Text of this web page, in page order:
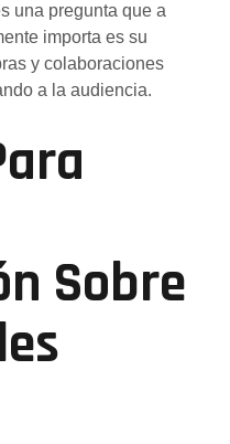
una pregunta que a
importa es su
y colaboraciones
a la audiencia.
Sobre